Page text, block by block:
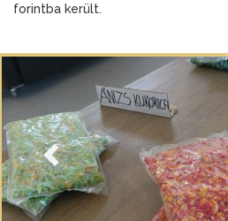
forintba került.